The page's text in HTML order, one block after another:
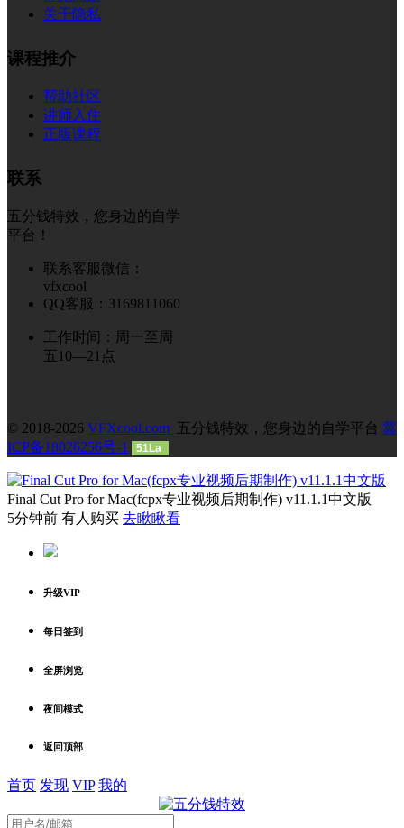
关于隐私
课程推介
帮助社区
讲师入住
正版课程
联系
五分钱特效，您身边的自学
平台！
联系客服微信：
vfxcool
QQ客服：3169811060
工作时间：周一至周
五10—21点
© 2018-2026 VFXcool.com 五分钱特效，您身边的自学平台 冀
ICP备18026256号-1
51La
Final Cut Pro for Mac(fcpx专业视频后期制作) v11.1.1中文版
5分钟前 有人购买 去瞅瞅看
升级VIP
每日签到
全屏浏览
夜间模式
返回顶部
首页 发现 VIP 我的